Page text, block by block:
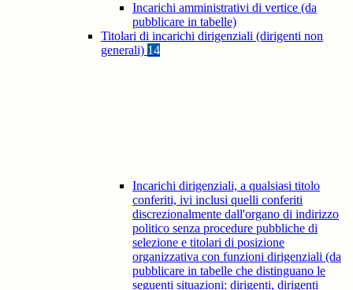
Incarichi amministrativi di vertice (da
pubblicare in tabelle)
Titolari di incarichi dirigenziali (dirigenti non
generali) 14
Incarichi dirigenziali, a qualsiasi titolo
conferiti, ivi inclusi quelli conferiti
discrezionalmente dall'organo di indirizzo
politico senza procedure pubbliche di
selezione e titolari di posizione
organizzativa con funzioni dirigenziali (da
pubblicare in tabelle che distinguano le
seguenti situazioni: dirigenti, dirigenti